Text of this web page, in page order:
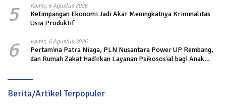
5 Kamis, 6 Agustus 2026
Ketimpangan Ekonomi Jadi Akar Meningkatnya Kriminalitas
Usia Produktif
6 Kamis, 6 Agustus 2026
Pertamina Patra Niaga, PLN Nusantara Power UP Rembang,
dan Rumah Zakat Hadirkan Layanan Psikososial bagi Anak
Berita/Artikel Terpopuler